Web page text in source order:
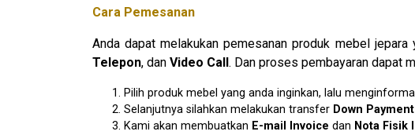
Cara Pemesanan
Anda dapat melakukan pemesanan produk mebel
Telepon, dan Video Call . Dan proses pembayaran dapat
Pilih produk mebel yang anda inginkan, lalu
Selanjutnya silahkan melakukan transfer Down Payment
Kami akan membuatkan E-mail Invoice dan N ota Fisik